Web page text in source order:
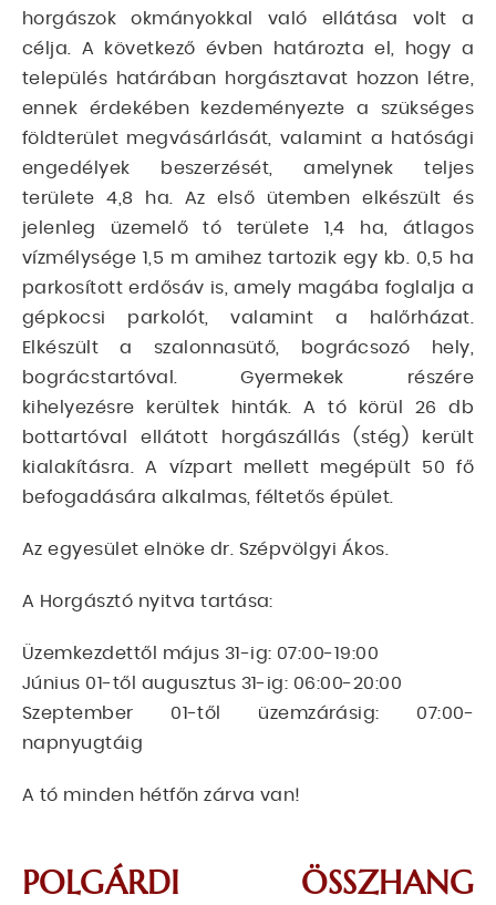
horgászok okmányokkal való ellátása volt a
célja. A következő évben határozta el, hogy a
település határában horgásztavat hozzon létre,
ennek érdekében kezdeményezte a szükséges
földterület megvásárlását, valamint a hatósági
engedélyek beszerzését, amelynek teljes
területe 4,8 ha. Az első ütemben elkészült és
jelenleg üzemelő tó területe 1,4 ha, átlagos
vízmélysége 1,5 m amihez tartozik egy kb. 0,5 ha
parkosított erdősáv is, amely magába foglalja a
gépkocsi parkolót, valamint a halőrházat.
Elkészült a szalonnasütő, bográcsozó hely,
bográcstartóval. Gyermekek részére
kihelyezésre kerültek hinták. A tó körül 26 db
bottartóval ellátott horgászállás (stég) került
kialakításra. A vízpart mellett megépült 50 fő
befogadására alkalmas, féltetős épület.
Az egyesület elnöke dr. Szépvölgyi Ákos.
A Horgásztó nyitva tartása:
Üzemkezdettől május 31-ig: 07:00-19:00
Június 01-től augusztus 31-ig: 06:00-20:00
Szeptember 01-től üzemzárásig: 07:00-
napnyugtáig
A tó minden hétfőn zárva van!
POLGÁRDI ÖSSZHANG